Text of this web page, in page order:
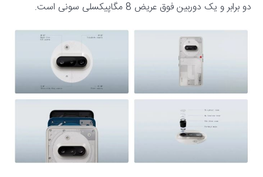
دو برابر و یک دوربین فوق عریض 8 مگاپیکسلی سونی است.